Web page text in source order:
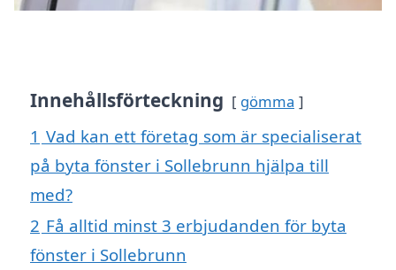
Innehållsförteckning gömma
1 Vad kan ett företag som är specialiserat
på byta fönster i Sollebrunn hjälpa till
med?
2 Få alltid minst 3 erbjudanden för byta
fönster i Sollebrunn